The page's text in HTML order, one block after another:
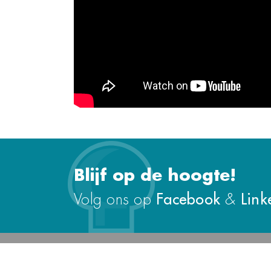
Blijf op de hoogte!
Volg ons opFacebook &